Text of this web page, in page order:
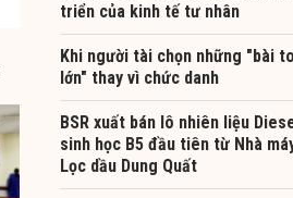
triển của kinh tế tư nhân
Khi người tài chọn những "bài
lớn" thay vì chức danh
BSR xuất bán lô nhiên liệu
sinh học B5 đầu tiên từ Nhà
Lọc dầu Dung Quất